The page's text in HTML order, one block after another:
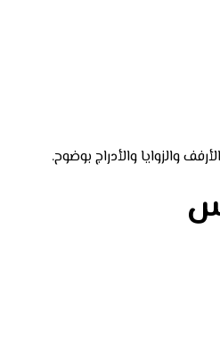
والزوايا والأدراج بوضوح.